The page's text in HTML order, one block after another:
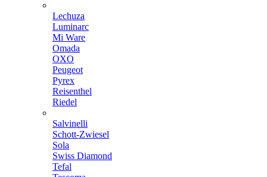
Lechuza
Luminarc
Mi Ware
Omada
OXO
Peugeot
Pyrex
Reisenthel
Riedel
Salvinelli
Schott-Zwiesel
Sola
Swiss Diamond
Tefal